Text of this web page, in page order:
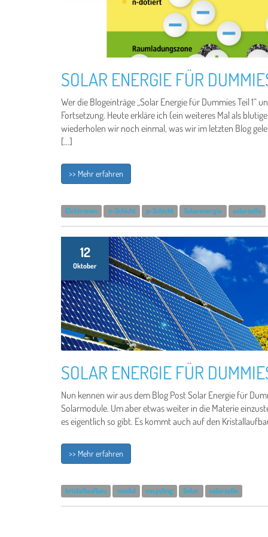
SOLAR ENERGIE FÜR
Wer die Blogeinträge „Solar Energie für Dummies Teil 1“
Fortsetzung. Heute erkläre ich (ein weiteres Mal als
wiederholen wir noch einmal, was wir im letzten Blog
[…]
>> Mehr erfahren
Elektronen n-Schicht p-Schicht Solarenergie solarzelle
12
Oktober
SOLAR ENERGIE FÜR
Nun kennen wir aus dem Blog Post Solar Energie für
Solarmodule. Um aber etwas weiter in die Materie
es eigentlich so gibt. Es kommt auch auf den
>> Mehr erfahren
kristallaufbau modul recycling Solar solarzelle